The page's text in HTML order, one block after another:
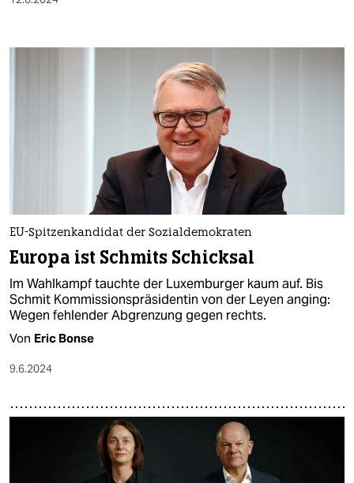
EU-Spitzenkandidat der Sozialdemokraten
Europa ist Schmits Schicksal
Im Wahlkampf tauchte der Luxemburger kaum auf. Bis
Schmit Kommissionspräsidentin von der Leyen anging:
Wegen fehlender Abgrenzung gegen rechts.
Von Eric Bonse
9.6.2024